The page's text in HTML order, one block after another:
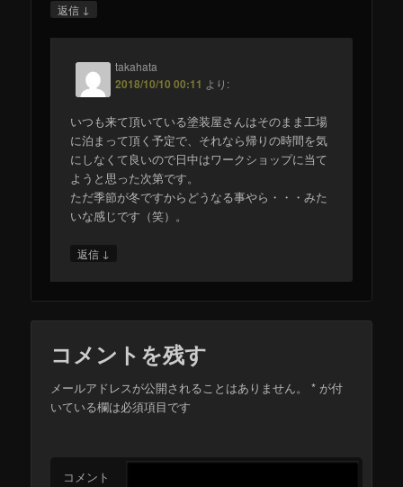
返信 ↓
takahata
2018/10/10 00:11 より:
いつも来て頂いている塗装屋さんはそのまま工場
に泊まって頂く予定で、それなら帰りの時間を気
にしなくて良いので日中はワークショップに当て
ようと思った次第です。
ただ季節が冬ですからどうなる事やら・・・みた
いな感じです（笑）。
返信 ↓
コメントを残す
メールアドレスが公開されることはありません。 * が付
いている欄は必須項目です
コメント